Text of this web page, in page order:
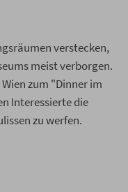
verstecken,
meist verborgen.
zum "Dinner im
Interessierte die
zu werfen.